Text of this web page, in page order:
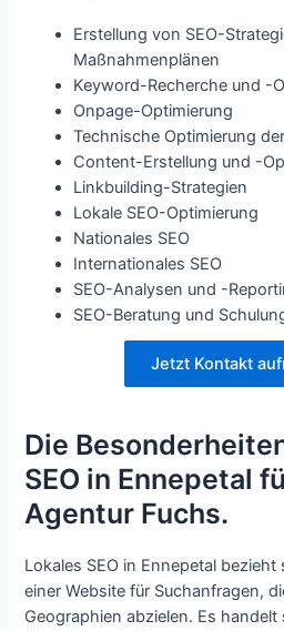
Erstellung von SEO-
Maßnahmenplänen
Keyword-Recherche und -
Onpage-Optimierung
Technische Optimierung
Content-Erstellung und -
Linkbuilding-Strategien
Lokale SEO-Optimierung
Nationales SEO
Internationales SEO
SEO-Analysen und -
SEO-Beratung und
Jetzt Kontakt
Die
SEO in Ennepetal
Agentur Fuchs.
Lokales SEO in Ennepetal
einer Website für Suchanfragen,
Geographien abzielen. Es